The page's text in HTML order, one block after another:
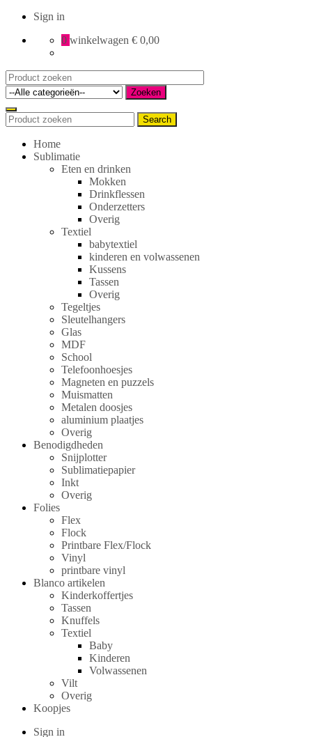
Sign in
0 winkelwagen € 0,00
Search
for:
Zoeken
Search
for:
Search
Home
Sublimatie
Eten en drinken
Mokken
Drinkflessen
Onderzetters
Overig
Textiel
babytextiel
kinderen en volwassenen
Kussens
Tassen
Overig
Tegeltjes
Sleutelhangers
Glas
MDF
School
Telefoonhoesjes
Magneten en puzzels
Muismatten
Metalen doosjes
aluminium plaatjes
Overig
Benodigdheden
Snijplotter
Sublimatiepapier
Inkt
Overig
Folies
Flex
Flock
Printbare Flex/Flock
Vinyl
printbare vinyl
Blanco artikelen
Kinderkoffertjes
Tassen
Knuffels
Textiel
Baby
Kinderen
Volwassenen
Vilt
Overig
Koopjes
Sign in